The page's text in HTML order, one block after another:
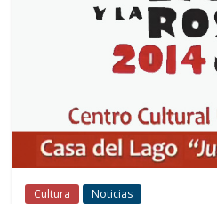
Cultura Noticias